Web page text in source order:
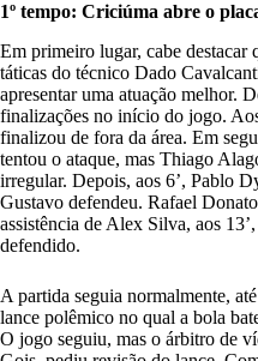
1º tempo: Criciúma abre o
Em primeiro lugar, cabe destacar
táticas do técnico Dado
apresentar uma atuação melhor.
finalizações no início do jogo.
finalizou de fora da área. Em
tentou o ataque, mas Thiago
irregular. Depois, aos 6’, Pablo
Gustavo defendeu. Rafael
assistência de Alex Silva, aos
defendido.
A partida seguia normalmente,
lance polêmico no qual a bola
O jogo seguiu, mas o árbitro de